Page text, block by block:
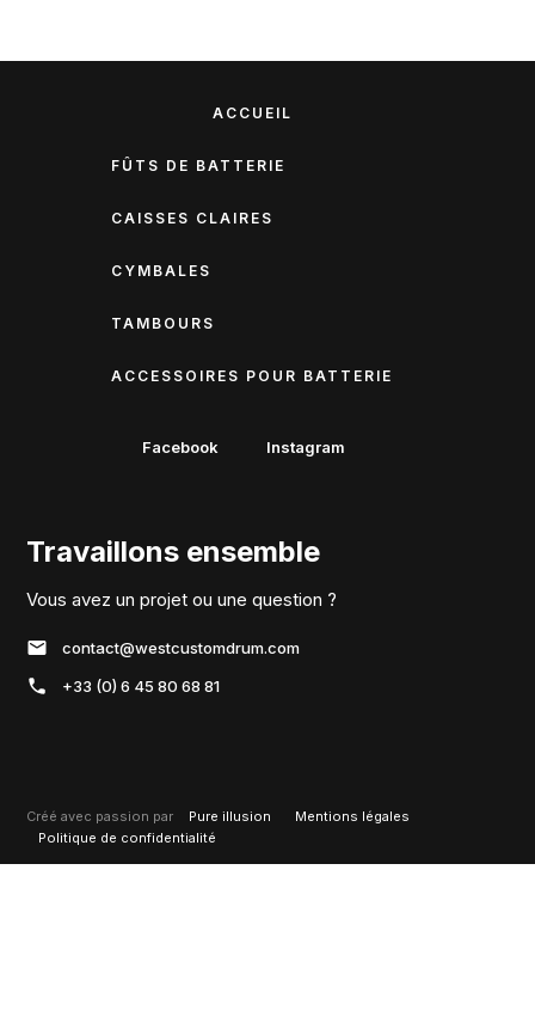
ACCUEIL
FÛTS DE BATTERIE
CAISSES CLAIRES
CYMBALES
TAMBOURS
ACCESSOIRES POUR BATTERIE
Facebook Instagram
Travaillons ensemble
Vous avez un projet ou une question ?
contact@westcustomdrum.com
+33 (0) 6 45 80 68 81
Créé avec passion par Pure illusion
Mentions légales
Politique de confidentialité